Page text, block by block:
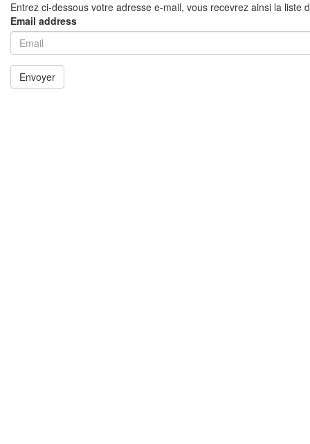
Entrez ci-dessous votre adresse e-mail, vous recevrez ainsi la
Email address
Envoyer